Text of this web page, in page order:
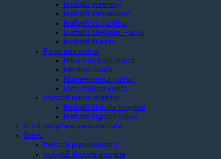
Invitatii greenery
Invitatii minimaliste
Invitatii cu fundita
Invitatii plexiglas – acril
Invitatii diverse
Papetarie nunta
Plicuri de bani nunta
Meniuri nunta
Numere masa nunta
Lista invitati nunta
Invitatii nunta digitale
Invitatii digitale imagine
Invitatii digitale video
Cutii verighete personalizate
Botez
Invitatii personalizate
invitatii digitale imagine